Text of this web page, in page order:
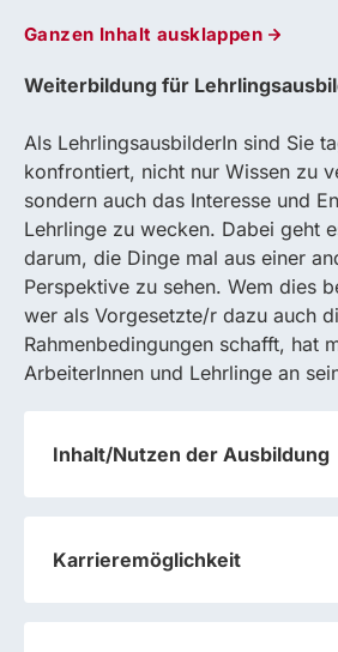
Ganzen Inhalt ausklappen
Weiterbildung für
Als LehrlingsausbilderIn sind Sie
konfrontiert, nicht nur Wissen zu
sondern auch das Interesse und
Lehrlinge zu wecken. Dabei geht
darum, die Dinge mal aus einer
Perspektive zu sehen. Wem dies
wer als Vorgesetzte/r dazu auch
Rahmenbedingungen schafft, hat
ArbeiterInnen und Lehrlinge an
Inhalt/Nutzen der Ausbildung
Karrieremöglichkeit